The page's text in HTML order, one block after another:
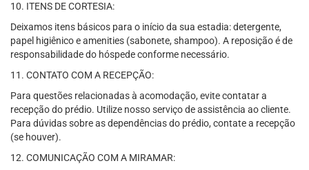
10. ITENS DE CORTESIA:
Deixamos itens básicos para o início da sua estadia: detergente,
papel higiênico e amenities (sabonete, shampoo). A reposição é de
responsabilidade do hóspede conforme necessário.
11. CONTATO COM A RECEPÇÃO:
Para questões relacionadas à acomodação, evite contatar a
recepção do prédio. Utilize nosso serviço de assistência ao cliente.
Para dúvidas sobre as dependências do prédio, contate a recepção
(se houver).
12. COMUNICAÇÃO COM A MIRAMAR: